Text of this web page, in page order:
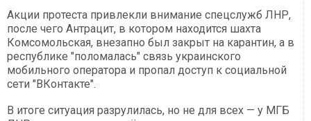
Акции протеста привлекли внимание спецслужб ЛНР,
после чего Антрацит, в котором находится шахта
Комсомольская, внезапно был закрыт на карантин, а в
республике "поломалась" связь украинского
мобильного оператора и пропал доступ к социальной
сети "ВКонтакте".
В итоге ситуация разрулилась, но не для всех — у МГБ